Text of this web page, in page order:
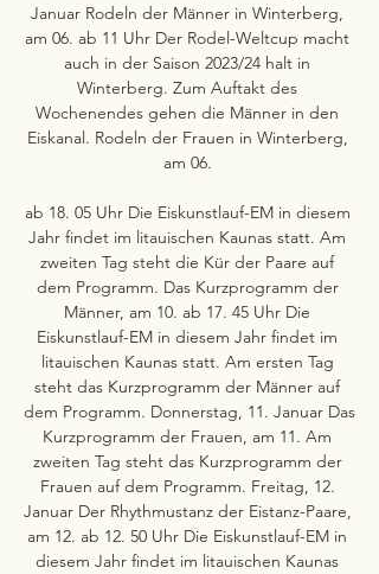
Januar Rodeln der Männer in Winterberg,
am 06. ab 11 Uhr Der Rodel-Weltcup macht
auch in der Saison 2023/24 halt in
Winterberg. Zum Auftakt des
Wochenendes gehen die Männer in den
Eiskanal. Rodeln der Frauen in Winterberg,
am 06.
ab 18. 05 Uhr Die Eiskunstlauf-EM in diesem
Jahr findet im litauischen Kaunas statt. Am
zweiten Tag steht die Kür der Paare auf
dem Programm. Das Kurzprogramm der
Männer, am 10. ab 17. 45 Uhr Die
Eiskunstlauf-EM in diesem Jahr findet im
litauischen Kaunas statt. Am ersten Tag
steht das Kurzprogramm der Männer auf
dem Programm. Donnerstag, 11. Januar Das
Kurzprogramm der Frauen, am 11. Am
zweiten Tag steht das Kurzprogramm der
Frauen auf dem Programm. Freitag, 12.
Januar Der Rhythmustanz der Eistanz-Paare,
am 12. ab 12. 50 Uhr Die Eiskunstlauf-EM in
diesem Jahr findet im litauischen Kaunas